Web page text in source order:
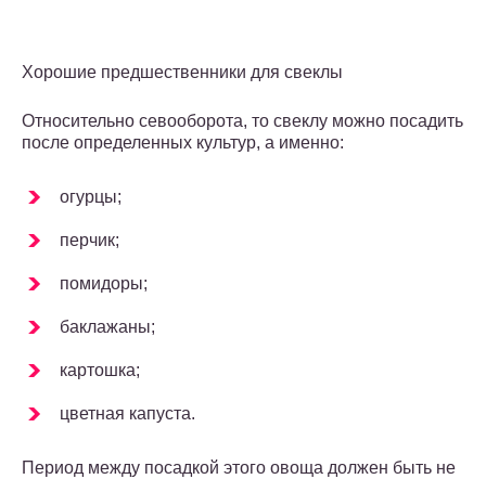
Хорошие предшественники для свеклы
Относительно севооборота, то свеклу можно посадить
после определенных культур, а именно:
огурцы;
перчик;
помидоры;
баклажаны;
картошка;
цветная капуста.
Период между посадкой этого овоща должен быть не